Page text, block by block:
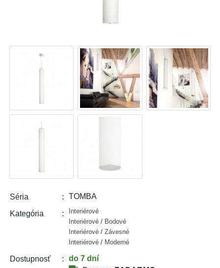
Séria TOMBA
Kategória
Interiérové
Interiérové / Bodové
Interiérové / Závesné
Interiérové / Moderné
Dostupnosť
do 7 dní